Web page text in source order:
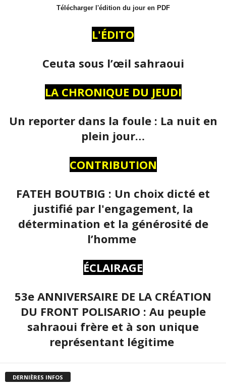
Télécharger l'édition du jour en PDF
L'ÉDITO
Ceuta sous l’œil sahraoui
LA CHRONIQUE DU JEUDI
Un reporter dans la foule : La nuit en
plein jour…
CONTRIBUTION
FATEH BOUTBIG : Un choix dicté et
justifié par l'engagement, la
détermination et la générosité de
l’homme
ÉCLAIRAGE
53e ANNIVERSAIRE DE LA CRÉATION
DU FRONT POLISARIO : Au peuple
sahraoui frère et à son unique
représentant légitime
DERNIÈRES INFOS